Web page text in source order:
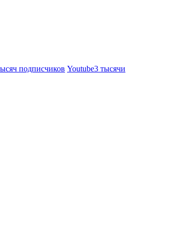
подписчиков Youtube3 тысячи